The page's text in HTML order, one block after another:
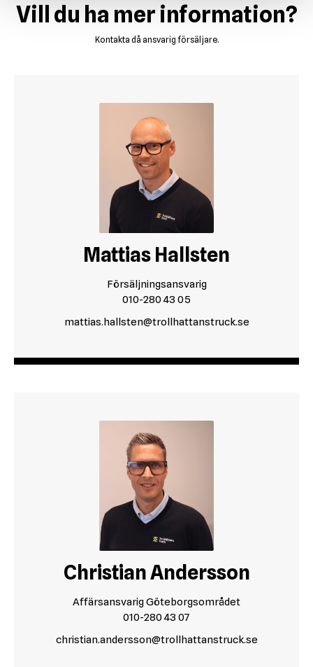
Vill du ha mer information?
Kontakta då ansvarig försäljare.
Mattias Hallsten
Försäljningsansvarig
010-280 43 05
mattias.hallsten@trollhattanstruck.se
Christian Andersson
Affärsansvarig Göteborgsområdet
010-280 43 07
christian.andersson@trollhattanstruck.se